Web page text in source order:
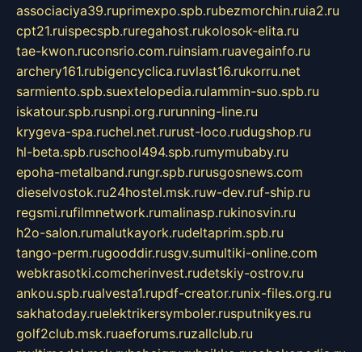
associaciya39.ruprimexpo.spb.rubezmorchin.ruia2.ru
cpt21.ruispecspb.ruregahost.rukolosok-elita.ru
tae-kwon.ruconsrio.com.ruinsiam.ruavegainfo.ru
archery161.rubigencyclica.ruvlast16.rukorru.net
sarmiento.spb.suextelopedia.rulammin-suo.spb.ru
iskatour.spb.rusnpi.org.rurunning-line.ru
krygeva-spa.ruchel.net.rurust-loco.rudugshop.ru
hl-beta.spb.ruschool494.spb.rumymubaby.ru
epoha-metalband.rungr.spb.rurusgosnews.com
dieselvostok.ru24hostel.msk.ruw-dev.ruf-ship.ru
regsmi.rufilmnetwork.rumalinasp.rukinosvin.ru
h2o-salon.rumalutkayork.rudeltaprim.spb.ru
tango-perm.rugooddir.rusgv.sumultiki-online.com
webkrasotki.comcherinvest.rudetskiy-ostrov.ru
ankou.spb.rualvesta1.rupdf-creator.runix-files.org.ru
sakhatoday.ruelektrikersymboler.rusputnikyes.ru
golf2club.msk.ruaeforums.ruzallclub.ru